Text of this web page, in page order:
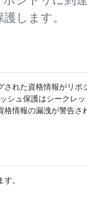
します。
された資格情報がリポ
シュ保護はシークレッ
情報の漏洩が警告さ
。